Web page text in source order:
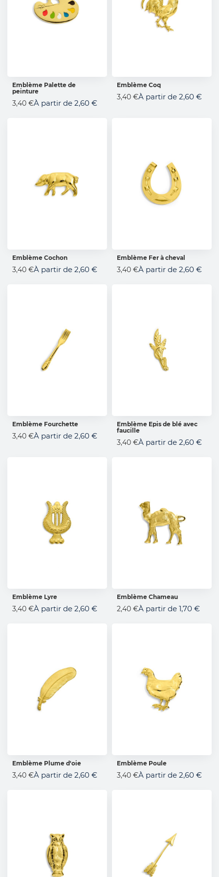
AJOUTER AU PANIER
Emblème Palette de
peinture
3,40 €À partir de 2,60 €
AJOUTER AU PANIER
Emblème Coq
3,40 €À partir de 2,60 €
AJOUTER AU PANIER
Emblème Cochon
3,40 €À partir de 2,60 €
AJOUTER AU PANIER
Emblème Fer à cheval
3,40 €À partir de 2,60 €
AJOUTER AU PANIER
Emblème Fourchette
3,40 €À partir de 2,60 €
AJOUTER AU PANIER
Emblème Epis de blé avec
faucille
3,40 €À partir de 2,60 €
AJOUTER AU PANIER
Emblème Lyre
3,40 €À partir de 2,60 €
AJOUTER AU PANIER
Emblème Chameau
2,40 €À partir de 1,70 €
AJOUTER AU PANIER
Emblème Plume d'oie
3,40 €À partir de 2,60 €
AJOUTER AU PANIER
Emblème Poule
3,40 €À partir de 2,60 €